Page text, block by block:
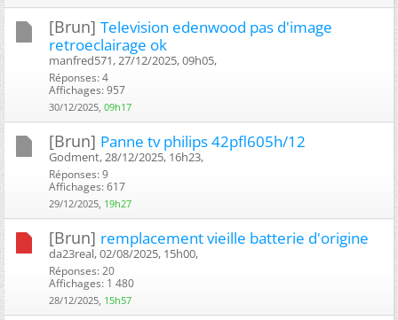
[Brun] Television edenwood pas d'image
retroeclairage ok
manfred571, 27/12/2025, 09h05, ‎
Réponses: 4
Affichages: 957
30/12/2025, 09h17
[Brun] Panne tv philips 42pfl605h/12
Godment, 28/12/2025, 16h23, ‎
Réponses: 9
Affichages: 617
29/12/2025, 19h27
[Brun] remplacement vieille batterie d'origine
da23real, 02/08/2025, 15h00, ‎
Réponses: 20
Affichages: 1 480
28/12/2025, 15h57